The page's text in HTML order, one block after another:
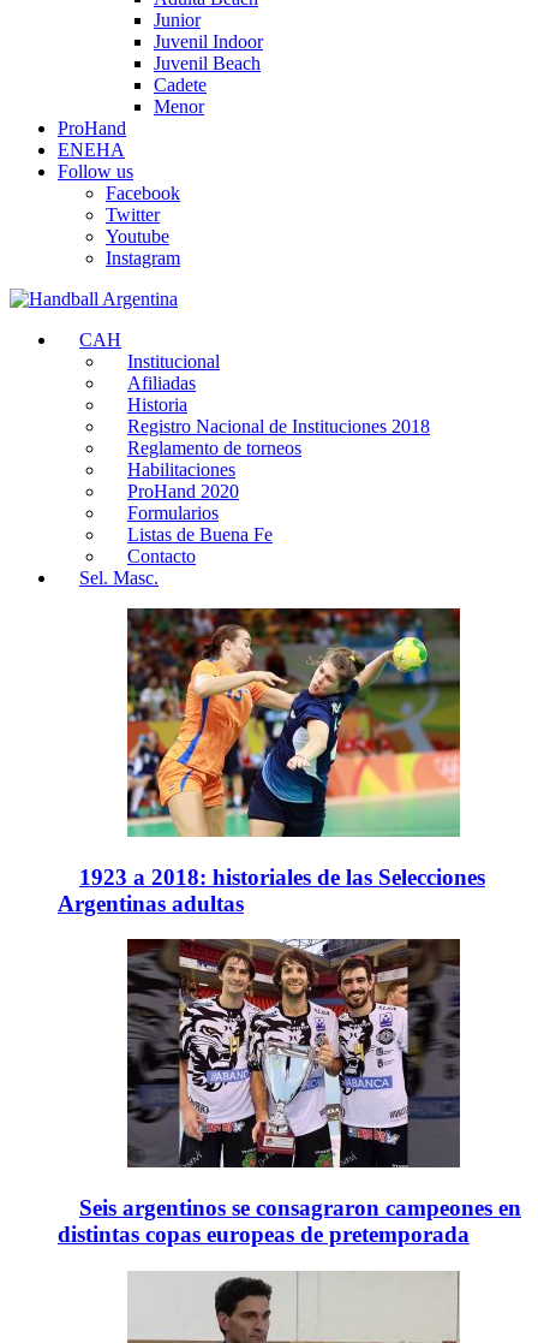
Junior
Juvenil Indoor
Juvenil Beach
Cadete
Menor
ProHand
ENEHA
Follow us
Facebook
Twitter
Youtube
Instagram
CAH
Institucional
Afiliadas
Historia
Registro Nacional de Instituciones 2018
Reglamento de torneos
Habilitaciones
ProHand 2020
Formularios
Listas de Buena Fe
Contacto
Sel. Masc.
1923 a 2018: historiales de las Selecciones
Argentinas adultas
Seis argentinos se consagraron campeones en
distintas copas europeas de pretemporada